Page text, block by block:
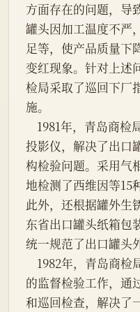
方面存在的问题，导
罐头因加工温度不严
足等，使产品质量下
变红现象。针对上述
检局采取了巡回下厂
施。
投影仪，解决了出口
构检验问题。采用气
地检测了西维因等15
此外，还根据罐外生
东省出口罐头纸箱包
统一规范了出口罐头
的监督检验工作，通
和巡回检查，解决了